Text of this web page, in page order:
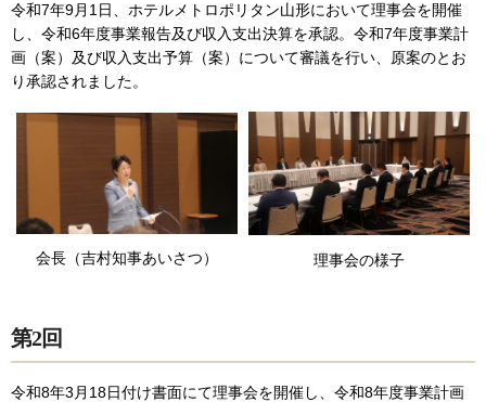
令和7年9月1日、ホテルメトロポリタン山形において理事会を開催
し、令和6年度事業報告及び収入支出決算を承認。令和7年度事業計
画（案）及び収入支出予算（案）について審議を行い、原案のとお
り承認されました。
会長（吉村知事あいさつ） 理事会の様子
第2回
令和8年3月18日付け書面にて理事会を開催し、令和8年度事業計画